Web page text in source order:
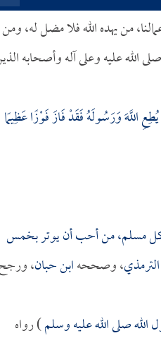
من يهده الله فلا مضل له، ومن
الله عليه وعلى آله وأصحابه
اللَّهَ وَرَسُولَهُ فَقَدْ فَازَ فَوْزًا عَظِيمًا
مسلم، من أحب أن يوتر بخمس
الترمذي، وصححهابن حبان،
صلى الله عليه وسلم) رواه